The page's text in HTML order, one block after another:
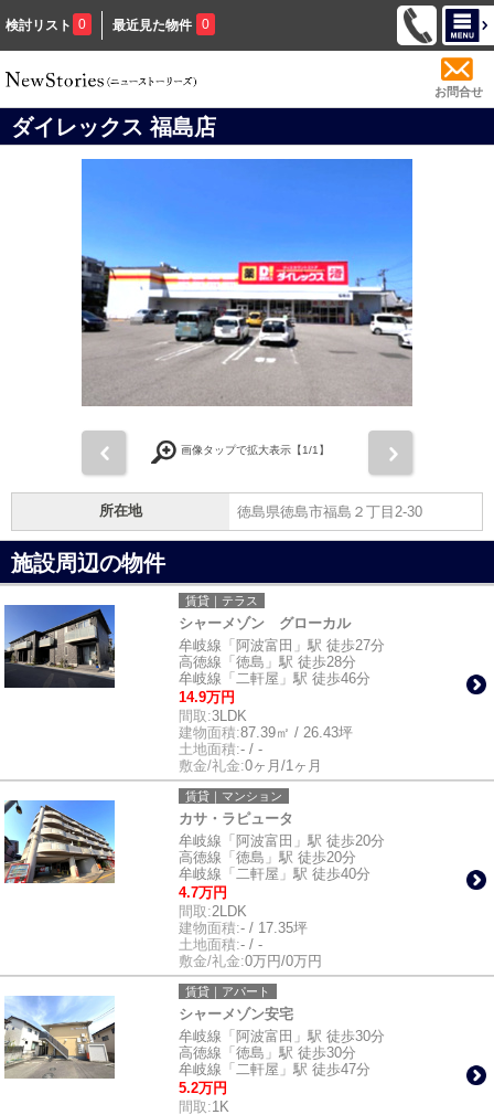
検討リスト 0 最近見た物件 0
お問合せ
ダイレックス 福島店
画像タップで拡大表示【1/1】
所在地 徳島県徳島市福島２丁目2-30
施設周辺の物件
賃貸｜テラス
シャーメゾン グローカル
牟岐線「阿波富田」駅 徒歩27分
高徳線「徳島」駅 徒歩28分
牟岐線「二軒屋」駅 徒歩46分
14.9万円
間取:3LDK
建物面積:87.39㎡ / 26.43坪
土地面積:- / -
敷金/礼金:0ヶ月/1ヶ月
賃貸｜マンション
カサ・ラピュータ
牟岐線「阿波富田」駅 徒歩20分
高徳線「徳島」駅 徒歩20分
牟岐線「二軒屋」駅 徒歩40分
4.7万円
間取:2LDK
建物面積:- / 17.35坪
土地面積:- / -
敷金/礼金:0万円/0万円
賃貸｜アパート
シャーメゾン安宅
牟岐線「阿波富田」駅 徒歩30分
高徳線「徳島」駅 徒歩30分
牟岐線「二軒屋」駅 徒歩47分
5.2万円
間取:1K